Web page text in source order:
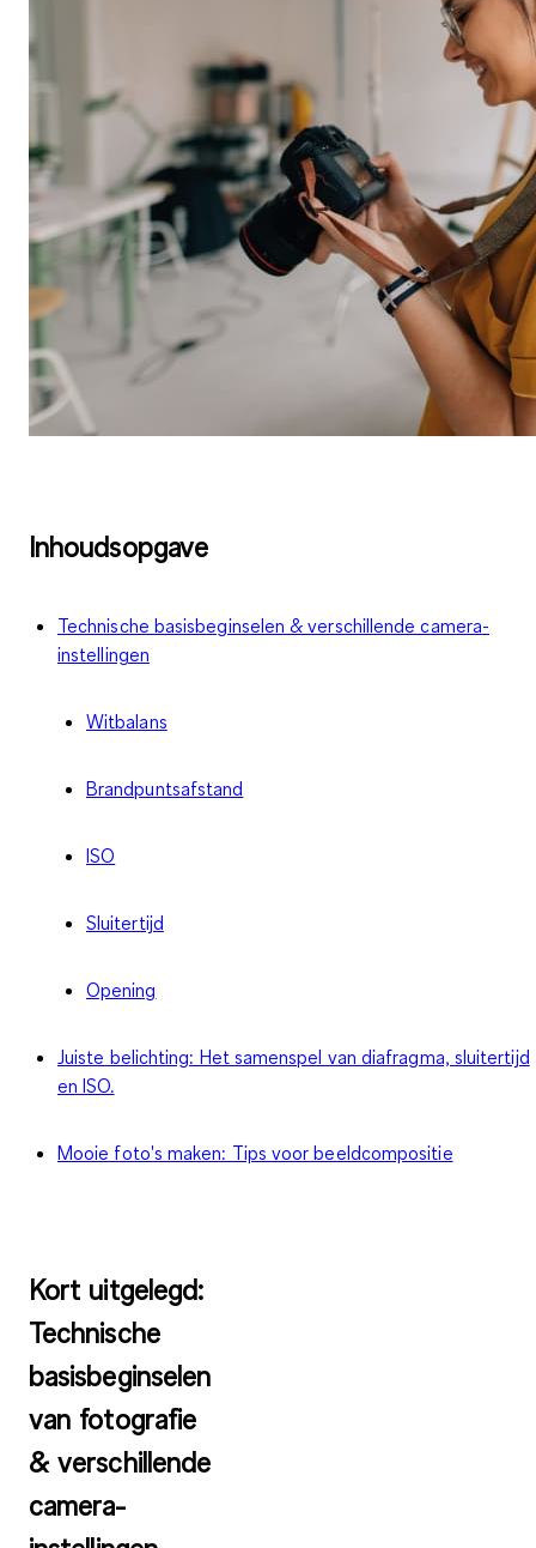
Inhoudsopgave
Technische basisbeginselen & verschillende camera-
instellingen
Witbalans
Brandpuntsafstand
ISO
Sluitertijd
Opening
Juiste belichting: Het samenspel van diafragma, sluitertijd
en ISO.
Mooie foto's maken: Tips voor beeldcompositie
Kort uitgelegd:
Technische
basisbeginselen
van fotografie
& verschillende
camera-